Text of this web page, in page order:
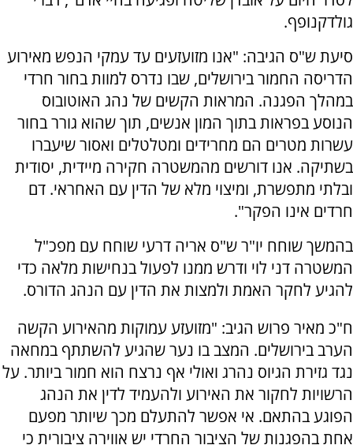
גולדקנופף.
סיעת ש"ס הגיבה: "אנו מזועזעים עד עמקי הנפש מאירוע
הדריסה החמור בירושלים, שבו נדרס למוות בחור חרדי
במהלך הפגנה. המראות הקשים של נהג האוטובוס
הנוסע בפראות בתוך המון אנשים, תוך שהוא גורר בחור
עשרות מטרים הם מחרידים ומטלטלים ואסור שיעברו
בשתיקה. אנו דורשים מהמשטרה חקירה מיידית, יסודית
ובלתי מתפשרת, ומיצוי מלא של הדין עם האחראי. דם
חרדים אינו הפקר".
בהמשך שוחח יו"ר ש"ס אריה דרעי שוחח עם מפכ"ל
המשטרה דני לוי ודרש ממנו לפעול בנחישות מלאה כדי
להגיע לחקר האמת ולמצות את הדין עם הנהג הדורס.
ח"כ מאיר פרוש הגיב: "מזועזע עמוקות מהאירוע הקשה
הערב בירושלים. המצב בו נער שהגיע להשתתף במחאה
נגד גזירת הגיוס נהרג ואולי אף נרצח הוא חמור ביותר. על
הרשויות לחקור את האירוע ולהעמיד לדין את הנהג
הפוגע בהתאם. אי אפשר להתעלם מכך שיותר מפעם
אחת בהפגנות של הציבור החרדי יש אווירה ציבורית כי